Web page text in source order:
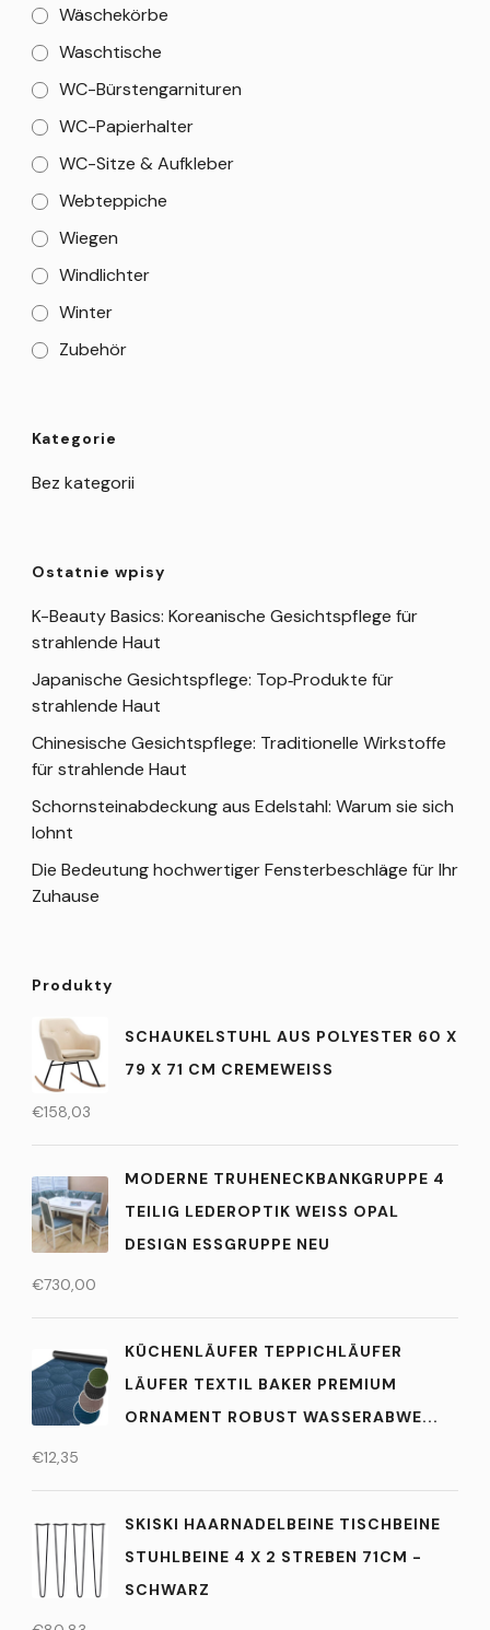
Wäschekörbe
Waschtische
WC-Bürstengarnituren
WC-Papierhalter
WC-Sitze & Aufkleber
Webteppiche
Wiegen
Windlichter
Winter
Zubehör
Kategorie
Bez kategorii
Ostatnie wpisy
K-Beauty Basics: Koreanische Gesichtspflege für
strahlende Haut
Japanische Gesichtspflege: Top‑Produkte für
strahlende Haut
Chinesische Gesichtspflege: Traditionelle Wirkstoffe
für strahlende Haut
Schornsteinabdeckung aus Edelstahl: Warum sie sich
lohnt
Die Bedeutung hochwertiger Fensterbeschläge für Ihr
Zuhause
Produkty
SCHAUKELSTUHL AUS POLYESTER 60 X
79 X 71 CM CREMEWEISS
€158,03
MODERNE TRUHENECKBANKGRUPPE 4
TEILIG LEDEROPTIK WEISS OPAL D
ESIGN ESSGRUPPE NEU
€730,00
KÜCHENLÄUFER TEPPICHLÄUFER
LÄUFER TEXTIL BAKER PREMIUM
ORNAMENT ROBUST WASSERABWE...
€12,35
SKISKI HAARNADELBEINE TISCHBEINE
STUHLBEINE 4 X 2 STREBEN 71CM -
SCHWARZ